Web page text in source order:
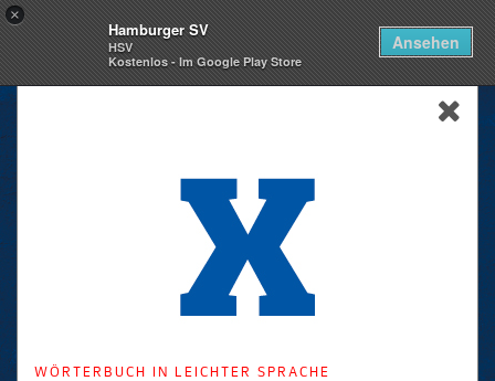
×
Hamburger SV
HSV
Kostenlos - Im Google Play Store
Ansehen
skip_navigation
WÖRTERBUCH IN LEICHTER SPRACHE